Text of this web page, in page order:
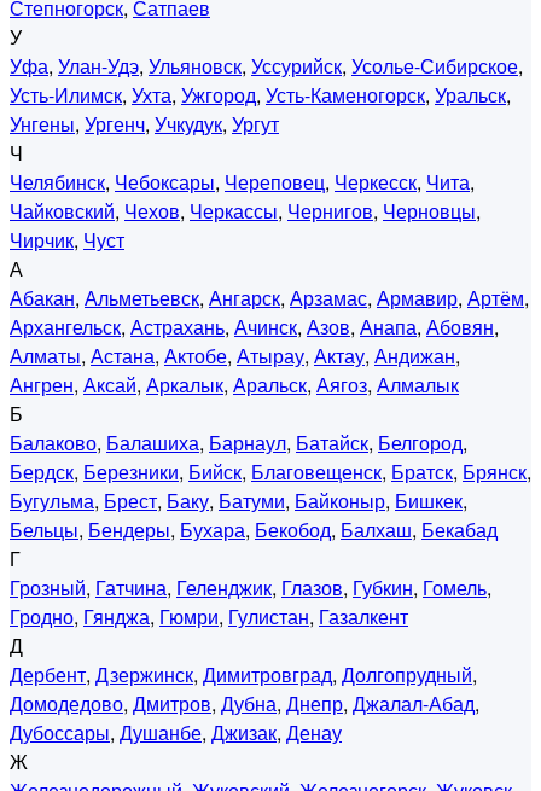
Степногорск, Сатпаев
У
Уфа, Улан-Удэ, Ульяновск, Уссурийск, Усолье-Сибирское,
Усть-Илимск, Ухта, Ужгород, Усть-Каменогорск, Уральск,
Унгены, Ургенч, Учкудук, Ургут
Ч
Челябинск, Чебоксары, Череповец, Черкесск, Чита,
Чайковский, Чехов, Черкассы, Чернигов, Черновцы,
Чирчик, Чуст
А
Абакан, Альметьевск, Ангарск, Арзамас, Армавир, Артём,
Архангельск, Астрахань, Ачинск, Азов, Анапа, Абовян,
Алматы, Астана, Актобе, Атырау, Актау, Андижан,
Ангрен, Аксай, Аркалык, Аральск, Аягоз, Алмалык
Б
Балаково, Балашиха, Барнаул, Батайск, Белгород,
Бердск, Березники, Бийск, Благовещенск, Братск, Брянск,
Бугульма, Брест, Баку, Батуми, Байконыр, Бишкек,
Бельцы, Бендеры, Бухара, Бекобод, Балхаш, Бекабад
Г
Грозный, Гатчина, Геленджик, Глазов, Губкин, Гомель,
Гродно, Гянджа, Гюмри, Гулистан, Газалкент
Д
Дербент, Дзержинск, Димитровград, Долгопрудный,
Домодедово, Дмитров, Дубна, Днепр, Джалал-Абад,
Дубоссары, Душанбе, Джизак, Денау
Ж